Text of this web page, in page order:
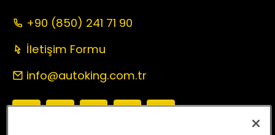
+90 (850) 241 71 90
İletişim Formu
info@autoking.com.tr